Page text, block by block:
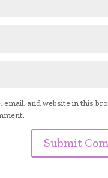
email, and website in this